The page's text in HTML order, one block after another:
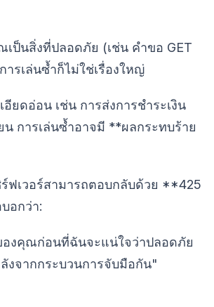
ป็นสิ่งที่ปลอดภัย (เช่น คำขอ GET
ารเล่นซ้ำก็ไม่ใช่เรื่องใหญ่
อียดอ่อน เช่น การส่งการชำระเงิน
น การเล่นซ้ำอาจมี **ผลกระทบร้าย
ฟเวอร์สามารถตอบกลับด้วย **425
อกว่า:
งคุณก่อนที่ฉันจะแน่ใจว่าปลอดภัย
งจากกระบวนการจับมือกัน"